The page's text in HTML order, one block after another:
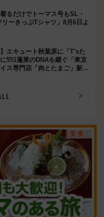
るだけでトーマス号もSL・
リーきっぷTシャツ」8月6日よ
エキュート秋葉原に「T’sた
551蓬莱のDNAを継ぐ「東京
ス専門店「肉とたまご」新グ